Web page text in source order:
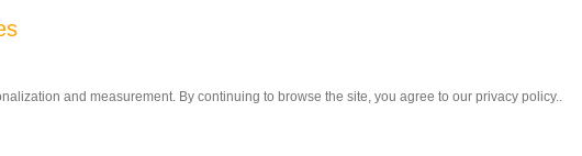
and measurement. By continuing to browse the site, you agree to our privacy policy..